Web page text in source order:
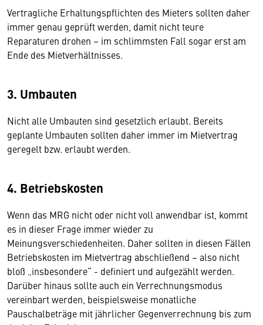
Vertragliche Erhaltungspflichten des Mieters sollten daher
immer genau geprüft werden, damit nicht teure
Reparaturen drohen – im schlimmsten Fall sogar erst am
Ende des Mietverhältnisses.
3. Umbauten
Nicht alle Umbauten sind gesetzlich erlaubt. Bereits
geplante Umbauten sollten daher immer im Mietvertrag
geregelt bzw. erlaubt werden.
4. Betriebskosten
Wenn das MRG nicht oder nicht voll anwendbar ist, kommt
es in dieser Frage immer wieder zu
Meinungsverschiedenheiten. Daher sollten in diesen Fällen
Betriebskosten im Mietvertrag abschließend – also nicht
bloß „insbesondere“ - definiert und aufgezählt werden.
Darüber hinaus sollte auch ein Verrechnungsmodus
vereinbart werden, beispielsweise monatliche
Pauschalbeträge mit jährlicher Gegenverrechnung bis zum